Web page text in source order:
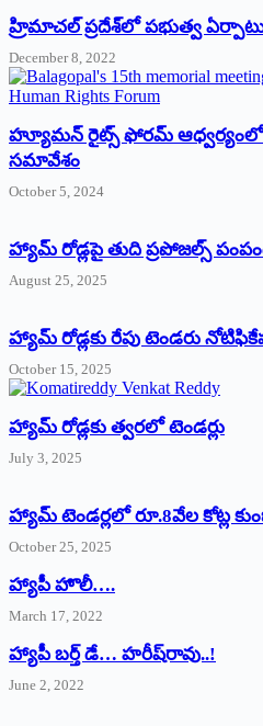
‌హ్రిమాచల్‌ ‌ప్రదేశ్‌లో పభుత్వ
December 8, 2022
హ్యూమన్‌ రైట్స్‌ ఫోరమ్‌
సమావేశం
October 5, 2024
హ్యామ్‌ రోడ్లపై తుది ప్రపోజల్స్‌
August 25, 2025
హ్యామ్‌ రోడ్లకు రేపు టెండరు
October 15, 2025
హ్యామ్‌ రోడ్లకు త్వరలో టెండర్లు
July 3, 2025
హ్యామ్‌ ‌టెండర్లలో రూ.8వేల కోట్ల
October 25, 2025
హ్యాపీ హొలీ….
March 17, 2022
హ్యాపీ బర్త్ ‌డే… హరీష్‌రావు..!
June 2, 2022